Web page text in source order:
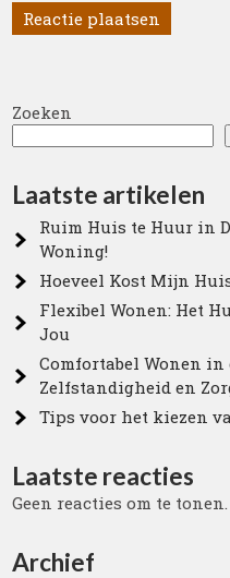
Zoeken
Laatste artikelen
Ruim Huis te Huur in
Woning!
Hoeveel Kost Mijn
Flexibel Wonen: Het
Jou
Comfortabel Wonen
Zelfstandigheid en
Tips voor het kiezen
Laatste reacties
Geen reacties om te tonen.
Archief